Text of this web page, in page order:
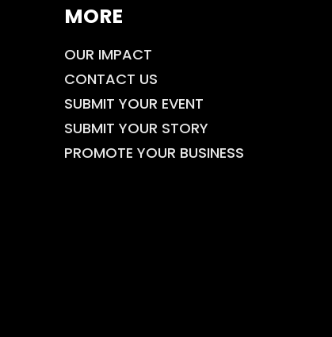
MORE
OUR IMPACT
CONTACT US
SUBMIT YOUR EVENT
SUBMIT YOUR STORY
PROMOTE YOUR BUSINESS